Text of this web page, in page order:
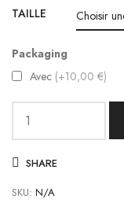
TAILLE
Packaging
Avec (+10,00 €)
quantité
Air
Jordan
SHARE
SKU: N/A